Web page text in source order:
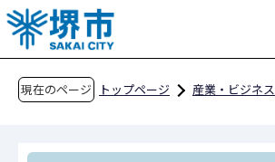
こ
の
ペ
現在のページ トップページ 産業・ビジネス